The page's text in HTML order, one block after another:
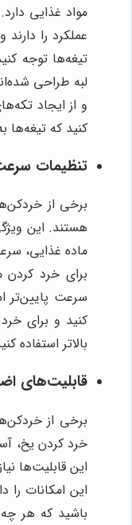
مواد غذایی
عملکرد را
تیغه‌ها توجه
لبه طراحی
و از ایجاد
کنید که
تنظیمات
برخی از
هستند. این
ماده غذایی،
برای خرد کردن
سرعت پایین‌تر
کنید و برای
بالاتر استفاده
قابلیت‌های
برخی از
خرد کردن یخ،
این قابلیت‌ها
این امکانات را
باشید که هر